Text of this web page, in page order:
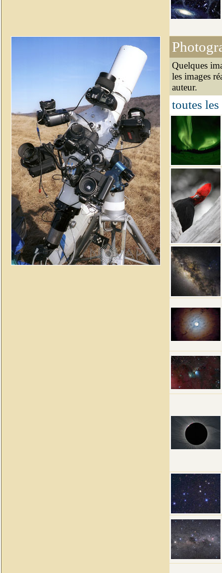
Quelques
les images
auteur.
toutes